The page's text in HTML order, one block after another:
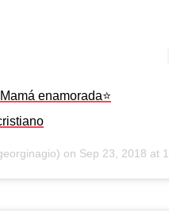
enamorada⭐️
on Sep 23, 2018 at 11:51am PDT